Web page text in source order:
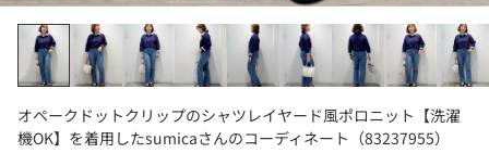
オペークドットクリップのシャツレイヤード風ポロニット【洗濯
機OK】を着用したsumicaさんのコーディネート（83237955）